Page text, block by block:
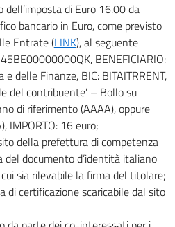
di Euro 16.00 da
bancario in Euro, come previsto
Entrate (LINK), al seguente
BENEFICIARIO:
delle Finanze, BIC: BITAITRRENT,
del contribuente’ – Bollo su
di riferimento (AAAA), oppure
IMPORTO: 16 euro;
della prefettura di competenza
del documento d’identità italiano
sia rilevabile la firma del titolare;
di certificazione scaricabile dal sito